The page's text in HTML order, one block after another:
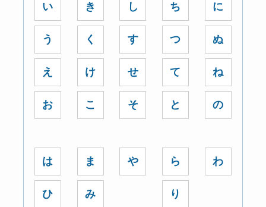
い
う
え
お
き
く
け
こ
し
す
せ
そ
ち
つ
て
と
に
ぬ
ね
の
は
ひ
ま
み
や ら
り
わ